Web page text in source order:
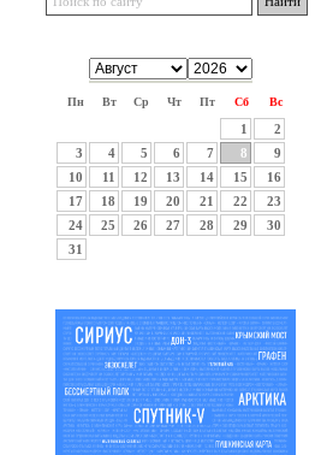
Пн Вт Ср Чт Пт Сб Вс
1
2
3
4 5 6 7 8
9
10
11 12 13 14 15
16
17
18 19 20 21 22
23
24
25 26 27 28 29
30
31